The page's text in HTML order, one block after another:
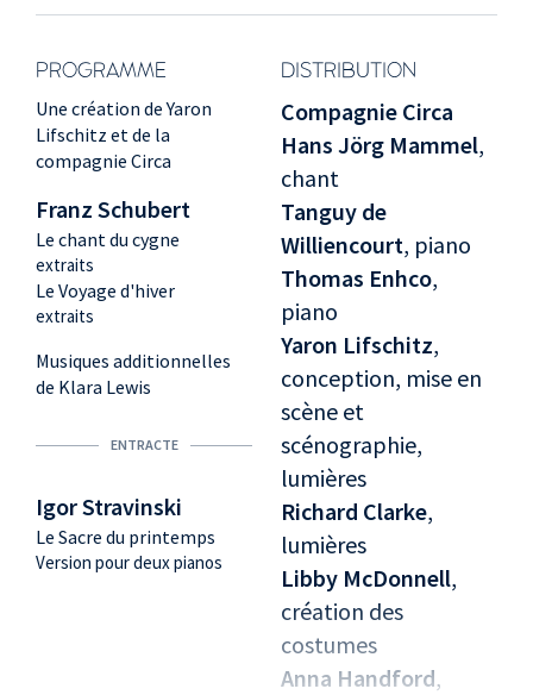
PROGRAMME DISTRIBUTION
Une création de Yaron
Lifschitz et de la
compagnie Circa
Franz Schubert
Le chant du cygne
extraits
Le Voyage d'hiver
extraits
Musiques additionnelles
de Klara Lewis
ENTRACTE
Igor Stravinski
Le Sacre du printemps
Version pour deux pianos
Compagnie Circa
Hans Jörg Mammel,
chant
Tanguy de
Williencourt, piano
Thomas Enhco,
piano
Yaron Lifschitz,
conception, mise en
scène et
scénographie,
lumières
Richard Clarke,
lumières
Libby McDonnell,
création des
costumes
Anna Handford,